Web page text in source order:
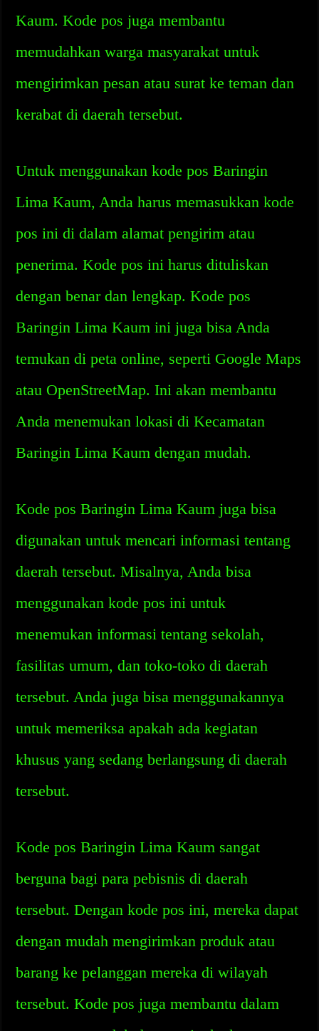
Kaum. Kode pos juga membantu
memudahkan warga masyarakat untuk
mengirimkan pesan atau surat ke teman dan
kerabat di daerah tersebut.
Untuk menggunakan kode pos Baringin
Lima Kaum, Anda harus memasukkan kode
pos ini di dalam alamat pengirim atau
penerima. Kode pos ini harus dituliskan
dengan benar dan lengkap. Kode pos
Baringin Lima Kaum ini juga bisa Anda
temukan di peta online, seperti Google Maps
atau OpenStreetMap. Ini akan membantu
Anda menemukan lokasi di Kecamatan
Baringin Lima Kaum dengan mudah.
Kode pos Baringin Lima Kaum juga bisa
digunakan untuk mencari informasi tentang
daerah tersebut. Misalnya, Anda bisa
menggunakan kode pos ini untuk
menemukan informasi tentang sekolah,
fasilitas umum, dan toko-toko di daerah
tersebut. Anda juga bisa menggunakannya
untuk memeriksa apakah ada kegiatan
khusus yang sedang berlangsung di daerah
tersebut.
Kode pos Baringin Lima Kaum sangat
berguna bagi para pebisnis di daerah
tersebut. Dengan kode pos ini, mereka dapat
dengan mudah mengirimkan produk atau
barang ke pelanggan mereka di wilayah
tersebut. Kode pos juga membantu dalam